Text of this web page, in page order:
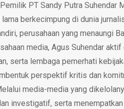
PT Sandy Putra Suhendar
berkecimpung di dunia
perusahaan yang menaungi
media, Agus Suhendar
serta lembaga pemerhati
perspektif kritis dan
media-media yang
investigatif, serta